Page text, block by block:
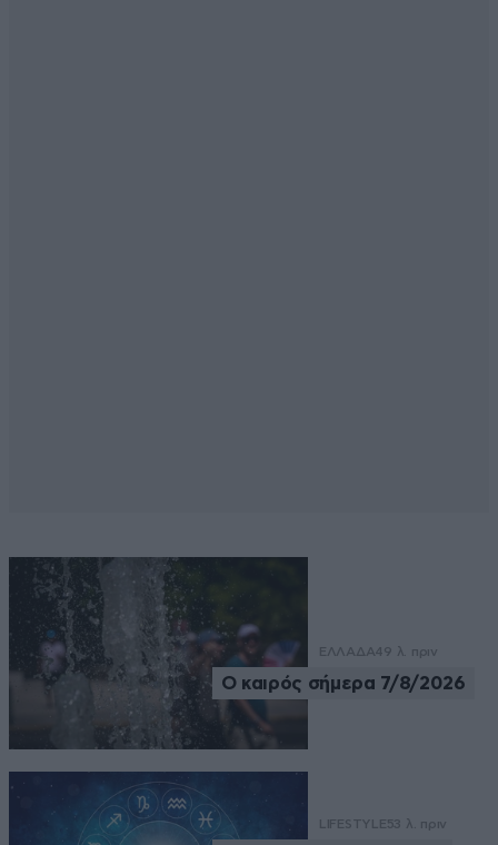
ΕΛΛΑΔΑ49 λ. πριν
Ο καιρός σήμερα 7/8/2026
LIFESTYLE53 λ. πριν